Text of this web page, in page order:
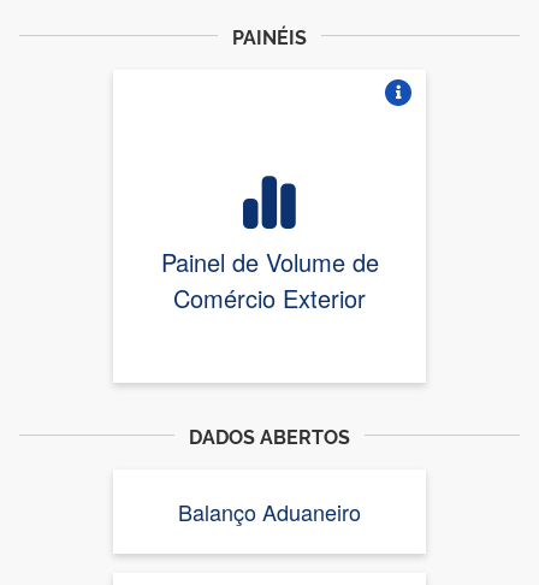
PAINÉIS
Painel de Volume de
Comércio Exterior
DADOS ABERTOS
Balanço Aduaneiro